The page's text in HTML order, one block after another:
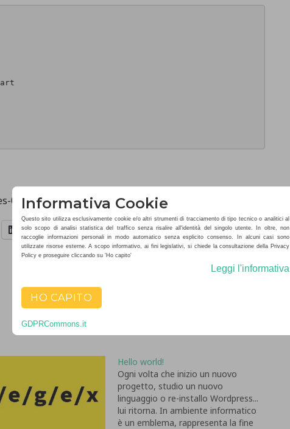
08112011.html
LinkedIn Pocket
Hello world!
Ogni volta che inizio un nuovo
progetto, studio un nuovo
linguaggio o re-installo Wordpress...
lui ritorna. In ambiente informatico
è un emblema, rappresenta la fine
Informativa Cookie
Questo sito utilizza esclusivamente cookie e/o altri strumenti di tracciamento di tipo tecnico o analitici al
solo scopo di analisi statistica del traffico senza risalire all'identità del singolo utente. In oltre, non
raccoglie informazioni personali in modo automatico senza esplicito consenso. In alcuni casi sono
utilizzate risorse esterne. A scopo informativo, ai fini legislativi, si chiede la consultazione della Privacy
Policy e proseguire cliccando su 'Ho capito'
Leggi l'informativa
HO CAPITO
GDPRCommons.it